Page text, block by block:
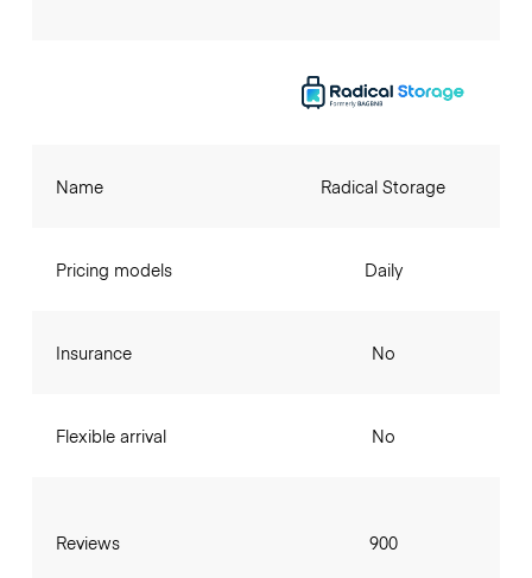
Name
Pricing models
Insurance
Flexible arrival
Reviews
Radical Storage
Daily
No
No
900